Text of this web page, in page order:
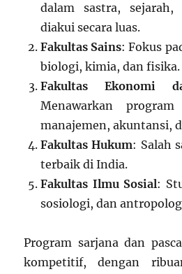
dalam sastra,
diakui secara luas.
Fakultas Sains: Fokus
biologi, kimia, dan fisika.
Fakultas Ekonomi
Menawarkan
manajemen, akuntansi,
Fakultas Hukum: Salah
terbaik di India.
Fakultas Ilmu Sosial:
sosiologi, dan
Program sarjana dan
kompetitif, dengan